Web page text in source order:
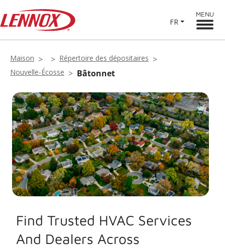
FR
MENU
Maison
Répertoire des dépositaires
Nouvelle-Écosse
Bâtonnet
Find Trusted HVAC Services
And Dealers Across